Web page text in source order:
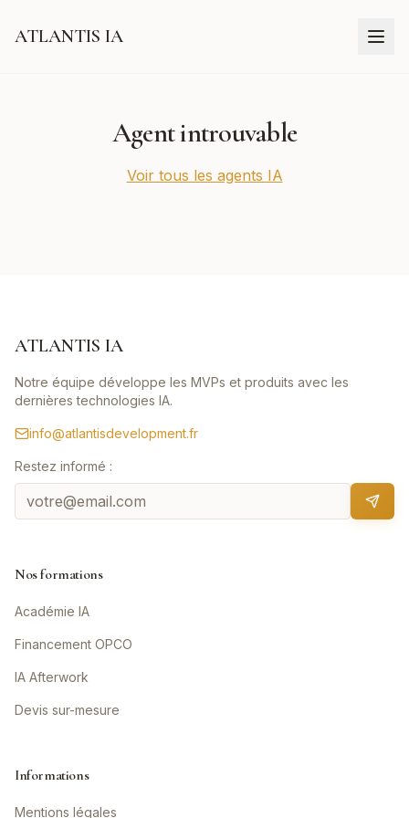
ATLANTIS IA
Agent introuvable
Voir tous les agents IA
ATLANTIS IA
Notre équipe développe les MVPs et produits avec les
dernières technologies IA.
info@atlantisdevelopment.fr
Restez informé :
Nos formations
Académie IA
Financement OPCO
IA Afterwork
Devis sur-mesure
Informations
Mentions légales